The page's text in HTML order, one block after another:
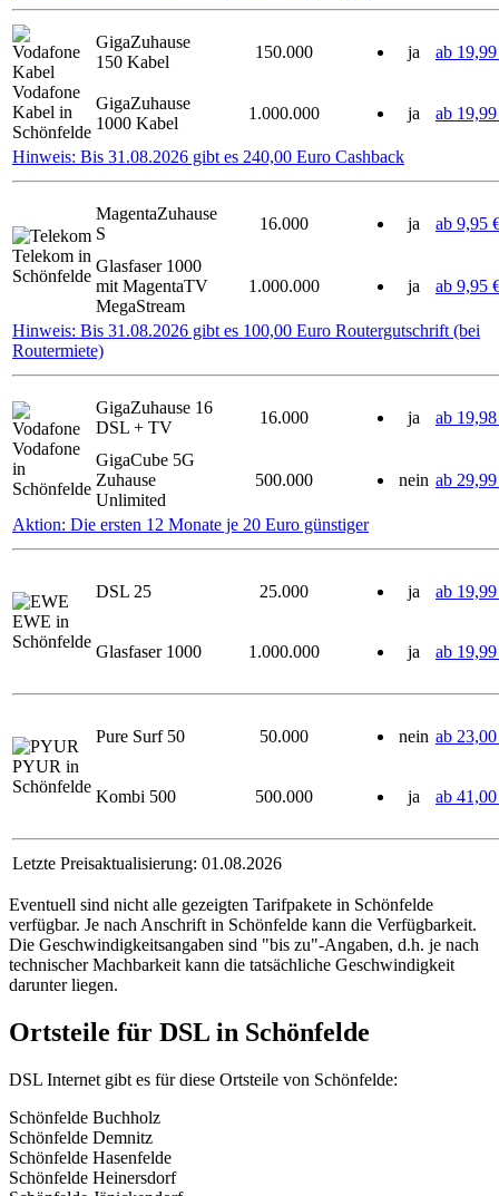
Vodafone
Kabel in
Schönfelde
GigaZuhause
150 Kabel
150.000 ja ab
GigaZuhause
1000 Kabel
1.000.000 ja ab
Hinweis: Bis 31.08.2026 gibt es 240,00 Euro Cashback
Telekom in
Schönfelde
MagentaZuhause
S
16.000 ja ab 9,95
Glasfaser 1000
mit MagentaTV
MegaStream
1.000.000 ja ab 9,95
Hinweis: Bis 31.08.2026 gibt es 100,00 Euro Routergutschrift (bei
Routermiete)
Vodafone
in
Schönfelde
GigaZuhause 16
DSL + TV
16.000 ja ab
GigaCube 5G
Zuhause
Unlimited
500.000 nein ab
Aktion: Die ersten 12 Monate je 20 Euro günstiger
EWE in
Schönfelde
DSL 25 25.000 ja ab
Glasfaser 1000 1.000.000 ja ab
PYUR in
Schönfelde
Pure Surf 50 50.000 nein ab
Kombi 500 500.000 ja ab
Letzte Preisaktualisierung: 01.08.2026
Eventuell sind nicht alle gezeigten Tarifpakete in Schönfelde
verfügbar. Je nach Anschrift in Schönfelde kann die Verfügbarkeit.
Die Geschwindigkeitsangaben sind "bis zu"-Angaben, d.h. je nach
technischer Machbarkeit kann die tatsächliche Geschwindigkeit
darunter liegen.
Ortsteile für DSL in Schönfelde
DSL Internet gibt es für diese Ortsteile von Schönfelde:
Schönfelde Buchholz
Schönfelde Demnitz
Schönfelde Hasenfelde
Schönfelde Heinersdorf